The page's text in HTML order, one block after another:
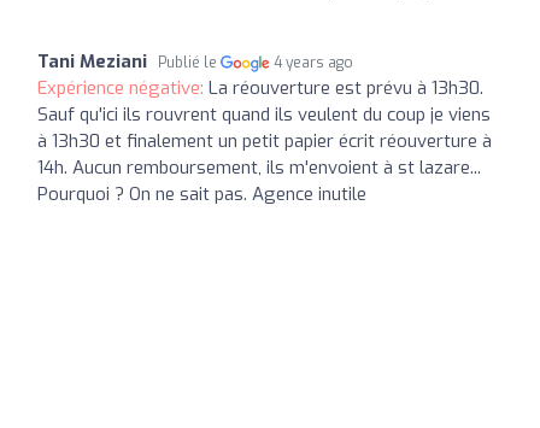
Tani Meziani Publié le 4 years ago
Expérience négative: La réouverture est prévu à 13h30.
Sauf qu'ici ils rouvrent quand ils veulent du coup je viens
à 13h30 et finalement un petit papier écrit réouverture à
14h. Aucun remboursement, ils m'envoient à st lazare...
Pourquoi ? On ne sait pas. Agence inutile